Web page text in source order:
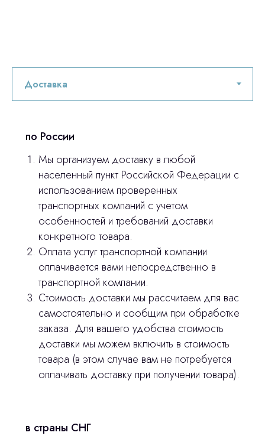
по России
Мы организуем доставку в любой
населенный пункт Российской Федерации с
использованием проверенных
транспортных компаний с учетом
особенностей и требований доставки
конкретного товара.
Оплата услуг транспортной компании
оплачивается вами непосредственно в
транспортной компании.
Стоимость доставки мы рассчитаем для вас
самостоятельно и сообщим при обработке
заказа. Для вашего удобства стоимость
доставки мы можем включить в стоимость
товара (в этом случае вам не потребуется
оплачивать доставку при получении товара).
в страны СНГ
Остались вопросы
оставьте контакты, мы свяжемся и
ответим на все вопросы
© 2024 ЛС Дентал Групп